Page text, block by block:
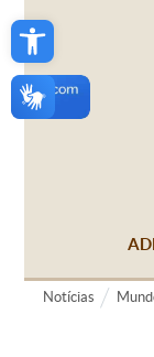
Open toolbar
Notícias